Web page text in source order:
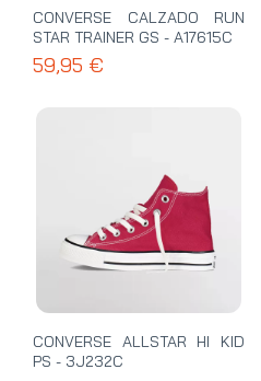
CONVERSE CALZADO RUN
STAR TRAINER GS - A17615C
59,95 €
CONVERSE ALLSTAR HI KID
PS - 3J232C